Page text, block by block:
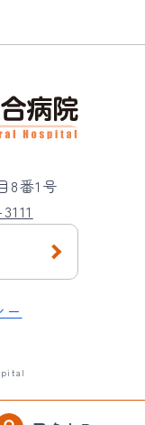
8番1号